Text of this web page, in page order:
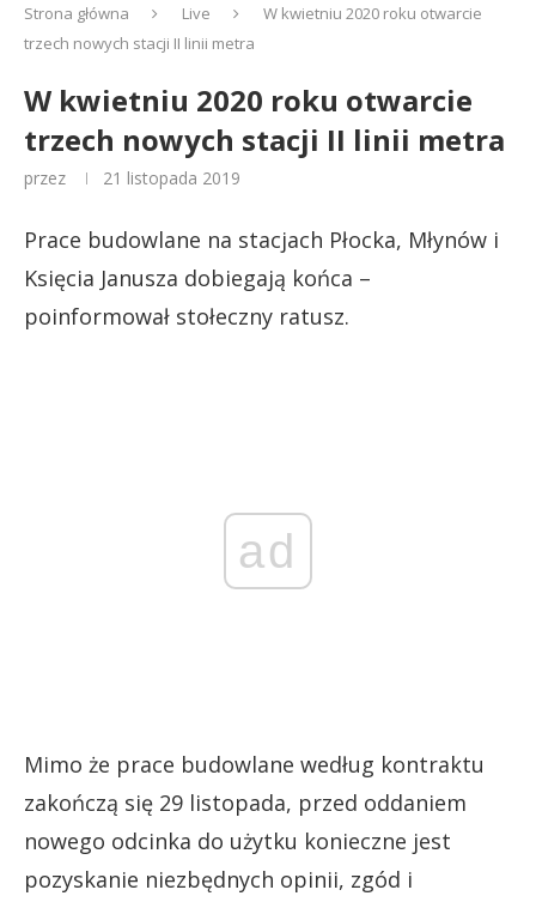
Strona główna Live
W kwietniu 2020 roku otwarcie
trzech nowych stacji II linii metra
W kwietniu 2020 roku otwarcie
trzech nowych stacji II linii metra
przez 21 listopada 2019
Prace budowlane na stacjach Płocka, Młynów i
Księcia Janusza dobiegają końca –
poinformował stołeczny ratusz.
ad
Mimo że prace budowlane według kontraktu
zakończą się 29 listopada, przed oddaniem
nowego odcinka do użytku konieczne jest
pozyskanie niezbędnych opinii, zgód i